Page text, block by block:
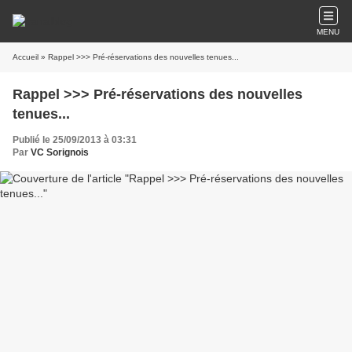
MENU
Accueil » Rappel >>> Pré-réservations des nouvelles tenues...
Rappel >>> Pré-réservations des nouvelles
tenues...
Publié le 25/09/2013 à 03:31
Par VC Sorignois